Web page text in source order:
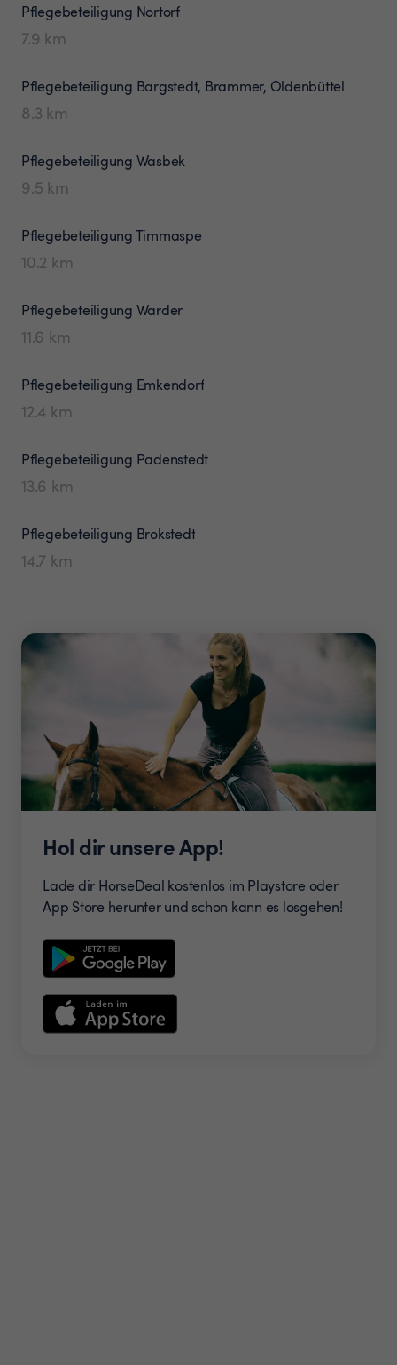
Pflegebeteiligung Nortorf
7.9 km
Pflegebeteiligung Bargstedt, Brammer, Oldenbüttel
8.3 km
Pflegebeteiligung Wasbek
9.5 km
PflegebeteiligungTimmaspe
10.2 km
Pflegebeteiligung Warder
11.6 km
Pflegebeteiligung Emkendorf
12.4 km
Pflegebeteiligung Padenstedt
13.6 km
Pflegebeteiligung Brokstedt
14.7 km
Hol dir unsere App!
Lade dir HorseDeal kostenlos im Playstore oder
App Store herunter und schon kann es losgehen!